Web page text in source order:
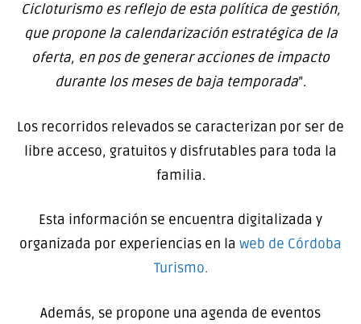
Cicloturismo es reflejo de esta política de gestión,
que propone la calendarización estratégica de la
oferta, en pos de generar acciones de impacto
durante los meses de baja temporada”.
Los recorridos relevados se caracterizan por ser de
libre acceso, gratuitos y disfrutables para toda la
familia.
Esta información se encuentra digitalizada y
organizada por experiencias en la web de Córdoba
Turismo.
Además, se propone una agenda de eventos